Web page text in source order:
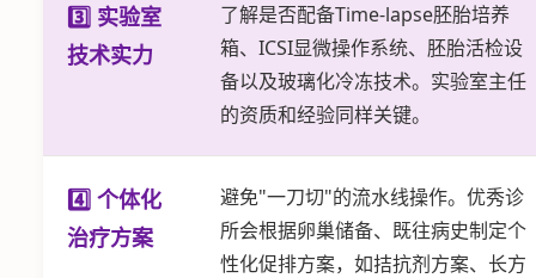
3️⃣ 实验室
技术实力
了解是否配备Time-lapse胚胎培养
箱、ICSI显微操作系统、胚胎活检设
备以及玻璃化冷冻技术。实验室主任
的资质和经验同样关键。
4️⃣ 个体化
治疗方案
避免"一刀切"的流水线操作。优秀诊
所会根据卵巢储备、既往病史制定个
性化促排方案，如拮抗剂方案、长方